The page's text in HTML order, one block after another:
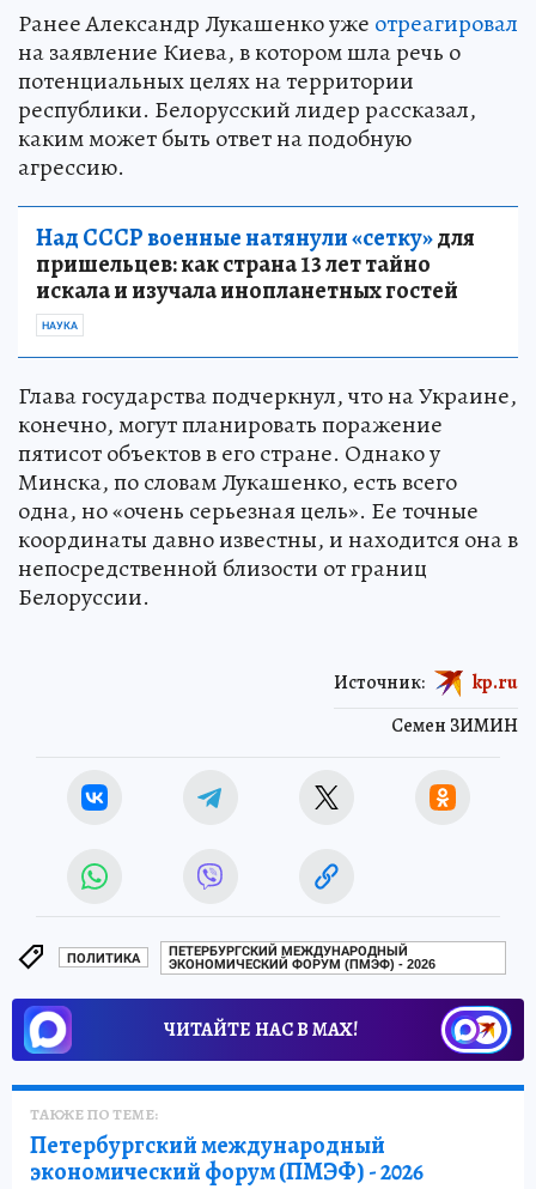
Ранее Александр Лукашенко уже отреагировал
на заявление Киева, в котором шла речь о
потенциальных целях на территории
республики. Белорусский лидер рассказал,
каким может быть ответ на подобную
агрессию.
Над СССР военные натянули «сетку»для
пришельцев: как страна 13 лет тайно
искала и изучала инопланетных гостей
НАУКА
Глава государства подчеркнул, что на Украине,
конечно, могут планировать поражение
пятисот объектов в его стране. Однако у
Минска, по словам Лукашенко, есть всего
одна, но «очень серьезная цель». Ее точные
координаты давно известны, и находится она в
непосредственной близости от границ
Белоруссии.
Семен ЗИМИН
Источник: kp.ru
ПОЛИТИКА
ПЕТЕРБУРГСКИЙ МЕЖДУНАРОДНЫЙ
ЭКОНОМИЧЕСКИЙ ФОРУМ (ПМЭФ) - 2026
ЧИТАЙТЕ НАС В МАХ!
ТАКЖЕ ПО ТЕМЕ:
Петербургский международный
экономический форум (ПМЭФ) - 2026